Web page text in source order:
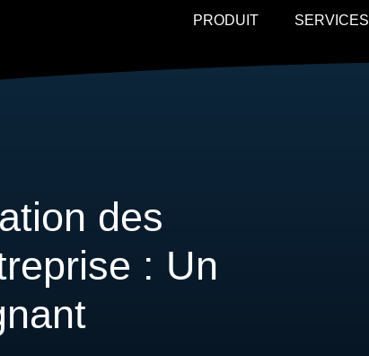
PRODUIT SERVICES
des
: Un